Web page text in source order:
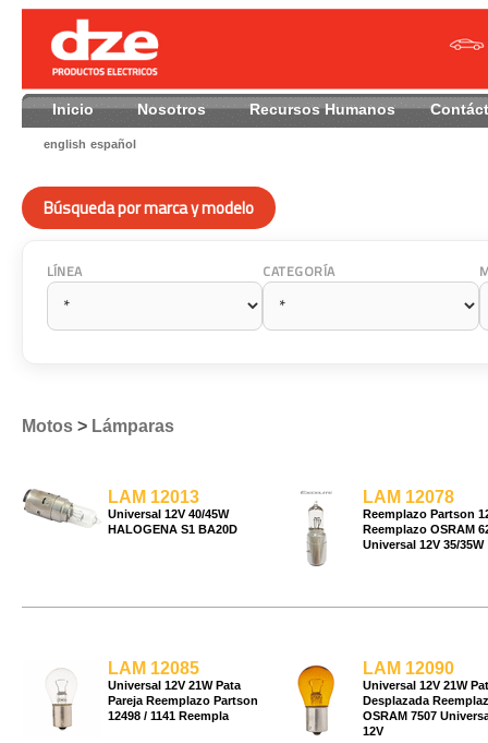
Inicio Nosotros Recursos Humanos
english español
Búsqueda por marca y modelo
LÍNEA CATEGORÍA
Motos> Lámparas
LAM 12013
Universal 12V 40/45W
HALOGENA S1 BA20D
LAM 12078
Reemplazo Partson
Reemplazo OSRAM
Universal 12V 35/35W
LAM 12085
Universal 12V 21W Pata
Pareja Reemplazo Partson
12498 / 1141 Reempla
LAM 12090
Universal 12V 21W
Desplazada
OSRAM 7507
12V